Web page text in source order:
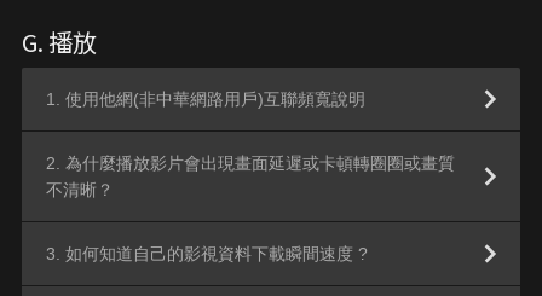
G. 播放
1. 使用他網(非中華網路用戶)互聯頻寬說明
2. 為什麼播放影片會出現畫面延遲或卡頓轉圈圈或畫質
不清晰？
3. 如何知道自己的影視資料下載瞬間速度 ?